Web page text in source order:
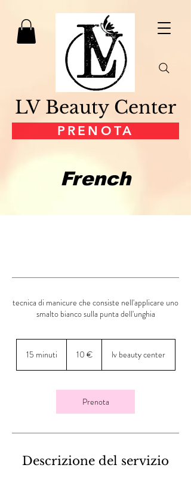
PRENOTA
LV Beauty Center
French
tecnica di manicure che consiste nell'applicare uno
smalto bianco sulla punta dell'unghia
15 minuti
i
u
i
10 € lv beauty center
Prenota
Descrizione del servizio